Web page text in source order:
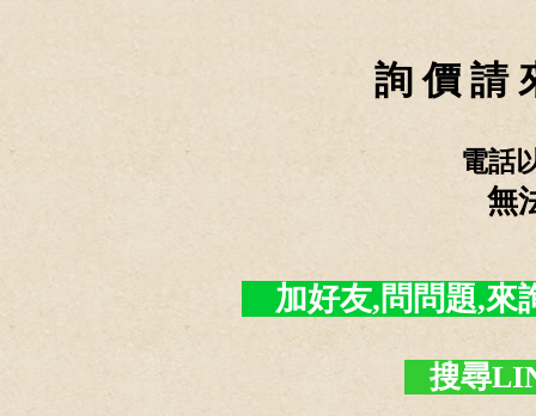
詢 價 請
電話
無
加好友,問問題,來
搜尋